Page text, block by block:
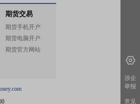
期货交易
期货手机开户
期货电脑开户
期货官方网站
涉企
举报
意见